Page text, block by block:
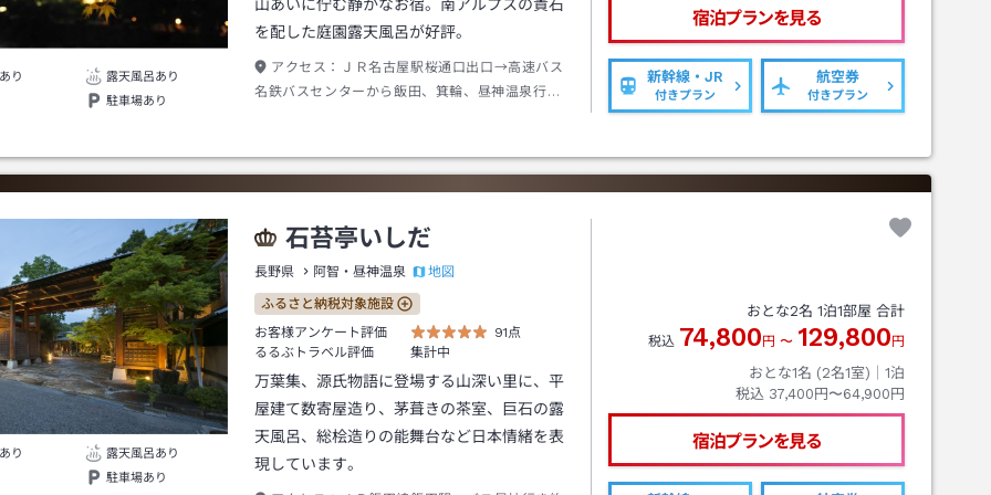
り
露天風呂あり
駐車場あり
山あいに佇む静かなお宿。南アルプスの貴石
を配した庭園露天風呂が好評。
アクセス：
ＪＲ名古屋駅桜通口出口→高速バス
名鉄バスセンターから飯田、箕輪、昼神温泉行き
宿泊プランを見る
新幹線・JR
付きプラン
航空券
付きプラン
り
露天風呂あり
駐車場あり
石苔亭いしだ
長野県 阿智・昼神温泉 地図
ふるさと納税対象施設
お客様アンケート評価
91点
るるぶトラベル評価
集計中
万葉集、源氏物語に登場する山深い里に、平
屋建て数寄屋造り、茅葺きの茶室、巨石の露
天風呂、総桧造りの能舞台など日本情緒を表
現しています。
おとな2名 1泊1部屋 合計
税込 74,800 円 〜 129,800 円
おとな1名 (2名1室)｜ 1泊
税込 37,400円〜64,900円
宿泊プランを見る